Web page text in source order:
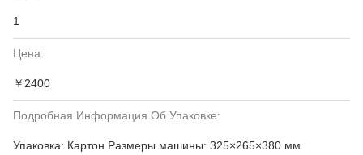
1
Цена:
￥2400
Подробная Информация Об Упаковке:
Упаковка: Картон Размеры машины: 325×265×380 мм